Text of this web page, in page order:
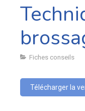
Fiches conseils
Télécharger la